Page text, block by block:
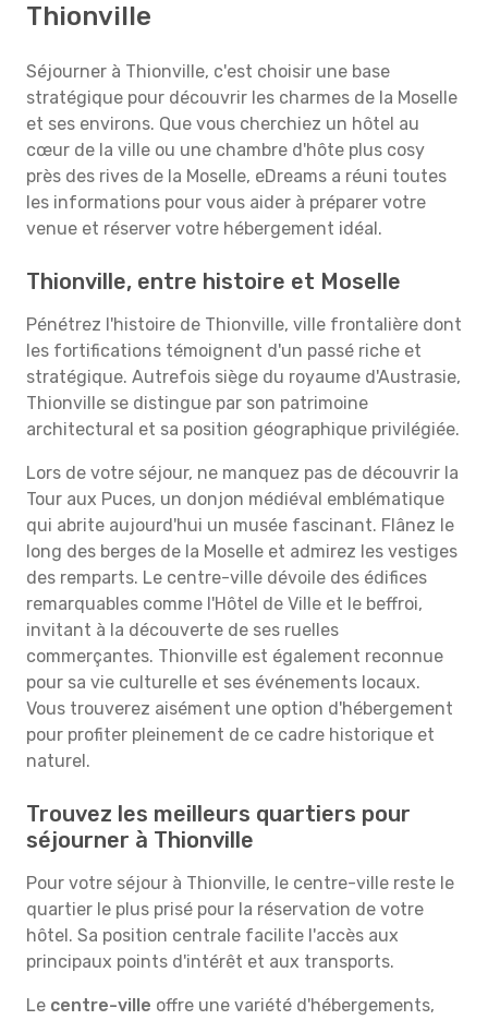
Thionville
Séjourner à Thionville, c'est choisir une base
stratégique pour découvrir les charmes de la Moselle
et ses environs. Que vous cherchiez un hôtel au
cœur de la ville ou une chambre d'hôte plus cosy
près des rives de la Moselle, eDreams a réuni toutes
les informations pour vous aider à préparer votre
venue et réserver votre hébergement idéal.
Thionville, entre histoire et Moselle
Pénétrez l'histoire de Thionville, ville frontalière dont
les fortifications témoignent d'un passé riche et
stratégique. Autrefois siège du royaume d'Austrasie,
Thionville se distingue par son patrimoine
architectural et sa position géographique privilégiée.
Lors de votre séjour, ne manquez pas de découvrir la
Tour aux Puces, un donjon médiéval emblématique
qui abrite aujourd'hui un musée fascinant. Flânez le
long des berges de la Moselle et admirez les vestiges
des remparts. Le centre-ville dévoile des édifices
remarquables comme l'Hôtel de Ville et le beffroi,
invitant à la découverte de ses ruelles
commerçantes. Thionville est également reconnue
pour sa vie culturelle et ses événements locaux.
Vous trouverez aisément une option d'hébergement
pour profiter pleinement de ce cadre historique et
naturel.
Trouvez les meilleurs quartiers pour
séjourner à Thionville
Pour votre séjour à Thionville, le centre-ville reste le
quartier le plus prisé pour la réservation de votre
hôtel. Sa position centrale facilite l'accès aux
principaux points d'intérêt et aux transports.
Le centre-ville offre une variété d'hébergements,